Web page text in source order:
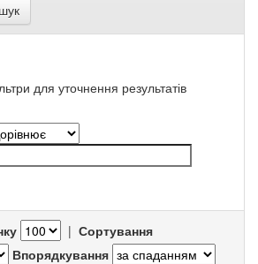
для уточнення результатів
| Сортування
Впорядкування